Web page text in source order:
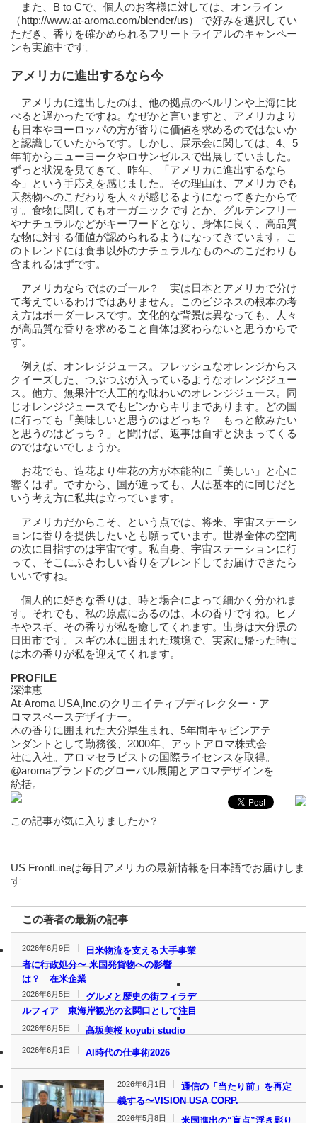
また、B to Cで、個人のお客様に対しては、オンライン
（http://www.at-aroma.com/blender/us） で好みを選択してい
ただき、香りを確かめられるフリートライアルのキャンペー
ンも実施中です。
アメリカに進出するなら今
アメリカに進出したのは、他の拠点のベルリンや上海に比
べると遅かったですね。なぜかと言いますと、アメリカより
も日本やヨーロッパの方が香りに価値を求めるのではないか
と認識していたからです。しかし、展示会に関しては、4、5
年前からニューヨークやロサンゼルスで出展していました。
ずっと状況を見てきて、昨年、「アメリカに進出するなら
今」という手応えを感じました。その理由は、アメリカでも
天然物へのこだわりを人々が感じるようになってきたからで
す。食物に関してもオーガニックですとか、グルテンフリー
やナチュラルなどがキーワードとなり、身体に良く、高品質
な物に対する価値が認められるようになってきています。こ
のトレンドには食事以外のナチュラルなものへのこだわりも
含まれるはずです。
アメリカならではのゴール？ 実は日本とアメリカで分け
て考えているわけではありません。このビジネスの根本の考
え方はボーダーレスです。文化的な背景は異なっても、人々
が高品質な香りを求めること自体は変わらないと思うからで
す。
例えば、オンレジジュース。フレッシュなオレンジからス
クイーズした、つぶつぶが入っているようなオレンジジュー
ス。他方、無果汁で人工的な味わいのオレンジジュース。同
じオレンジジュースでもピンからキリまであります。どの国
に行っても「美味しいと思うのはどっち？ もっと飲みたい
と思うのはどっち？」と聞けば、返事は自ずと決まってくる
のではないでしょうか。
お花でも、造花より生花の方が本能的に「美しい」と心に
響くはず。ですから、国が違っても、人は基本的に同じだと
いう考え方に私共は立っています。
アメリカだからこそ、という点では、将来、宇宙ステーシ
ョンに香りを提供したいとも願っています。世界全体の空間
の次に目指すのは宇宙です。私自身、宇宙ステーションに行
って、そこにふさわしい香りをブレンドしてお届けできたら
いいですね。
個人的に好きな香りは、時と場合によって細かく分かれま
す。それでも、私の原点にあるのは、木の香りですね。ヒノ
キやスギ、その香りが私を癒してくれます。出身は大分県の
日田市です。スギの木に囲まれた環境で、実家に帰った時に
は木の香りが私を迎えてくれます。
PROFILE
深津恵
At-Aroma USA,Inc.のクリエイティブディレクター・ア
ロマスペースデザイナー。
木の香りに囲まれた大分県生まれ、5年間キャビンアテ
ンダントとして勤務後、2000年、アットアロマ株式会
社に入社。アロマセラピストの国際ライセンスを取得。
@aromaブランドのグローバル展開とアロマデザインを
統括。
この記事が気に入りましたか？
US FrontLineは毎日アメリカの最新情報を日本語でお届けしま
す
この著者の最新の記事
2026年6月9日
日米物流を支える大手事業
者に行政処分〜 米国発貨物への影響
は？ 在米企業
2026年6月5日
グルメと歴史の街フィラデ
ルフィア 東海岸観光の玄関口として注目
2026年6月5日 髙坂美桜 koyubi studio
2026年6月1日 AI時代の仕事術2026
2026年6月1日
通信の「当たり前」を再定
義する〜VISION USA CORP.
2026年5月8日 米国進出の“盲点”浮き彫り